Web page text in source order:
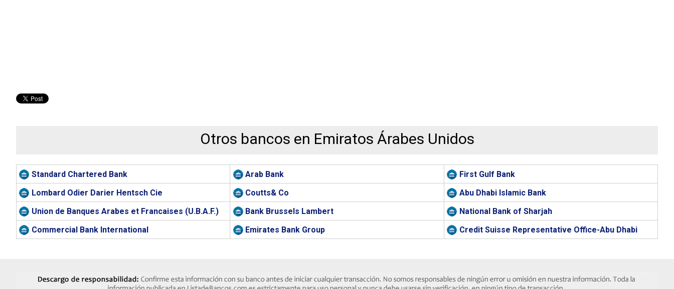
Otros bancos en Emiratos Árabes Unidos
Standard Chartered Bank Arab Bank
First Gulf Bank
Lombard Odier Darier Hentsch Cie
Coutts& Co
Abu Dhabi Islamic Bank
Union de Banques Arabes et Francaises (U.B.A.F.)
Bank Brussels Lambert
National Bank of Sharjah
Commercial Bank International
Emirates Bank Group Credit Suisse Representative Office-Abu Dhabi